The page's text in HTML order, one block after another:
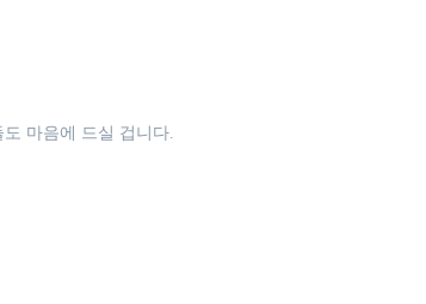
마음에 드실 겁니다.